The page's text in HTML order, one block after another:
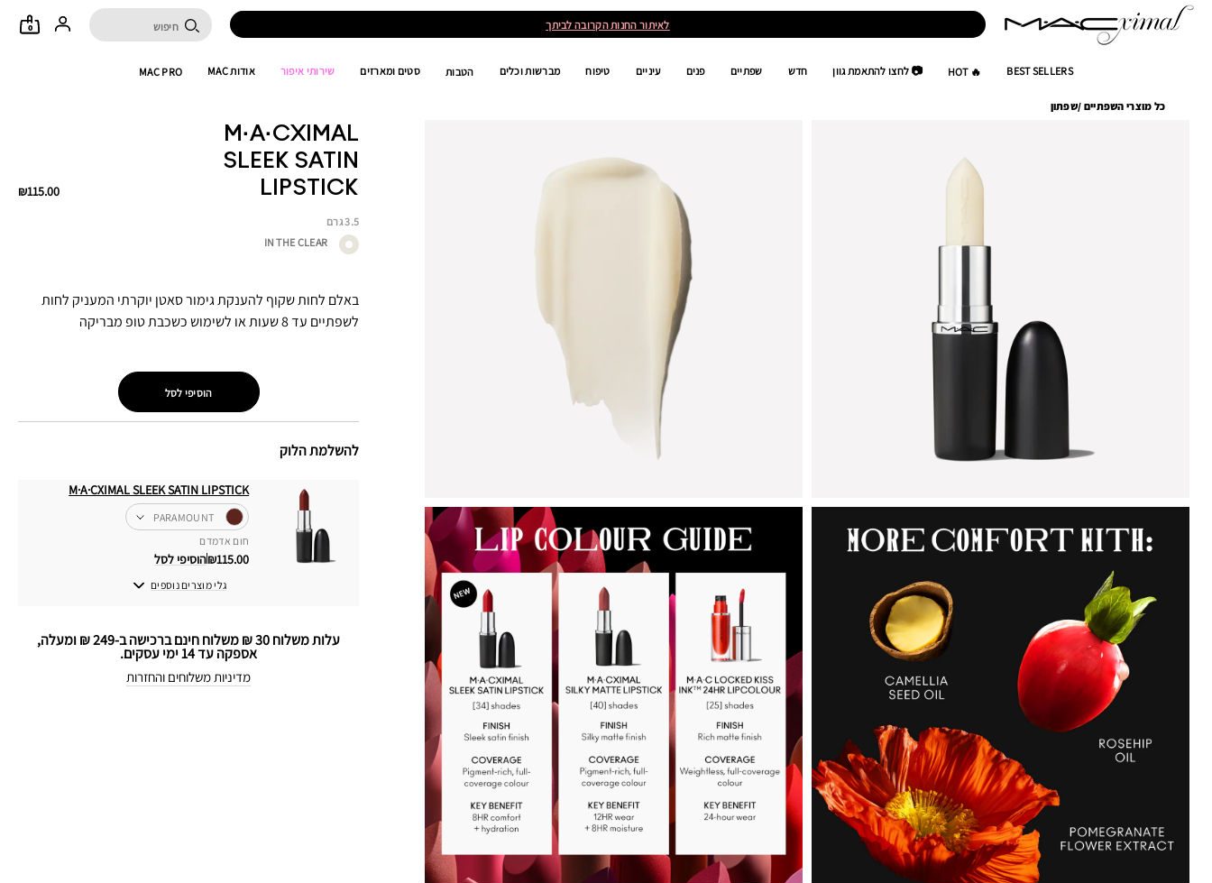
לאיתור החנות הקרובה לביתך 0
BEST SELLERS
🔥 HOT 📷 לחצו להתאמת גוון חדש שפתיים פנים עיניים טיפוח מברשות וכלים הטבות סטים ומארזים שירותי איפור אודות MAC MAC PRO
כל מוצרי השפתיים /שפתון
M·A·CXIMAL
SLEEK SATIN
LIPSTICK
₪115.00
3.5 גרם
באלם לחות שקוף להענקת גימור סאטן יוקרתי המעניק לחות
לשפתיים עד 8 שעות או לשימוש כשכבת טופ מבריקה
IN THE CLEAR
להשלמת הלוק
M·A·CXIMAL SLEEK SATIN LIPSTICK
PARAMOUNT
חום אדמדם
₪115.00הוסיפי לסל
גלי מוצרים נוספים
הוסיפי לסל
עלות משלוח 30 ₪ משלוח חינם ברכישה ב-249 ₪ ומעלה,
אספקה עד 14 ימי עסקים.
מדיניות משלוחים והחזרות